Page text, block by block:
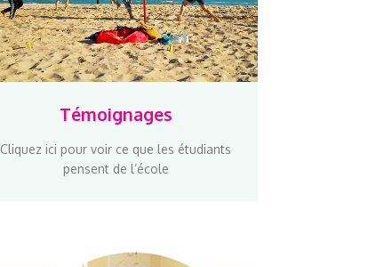
Témoignages
Cliquez ici pour voir ce que les étudiants
pensent de l’école